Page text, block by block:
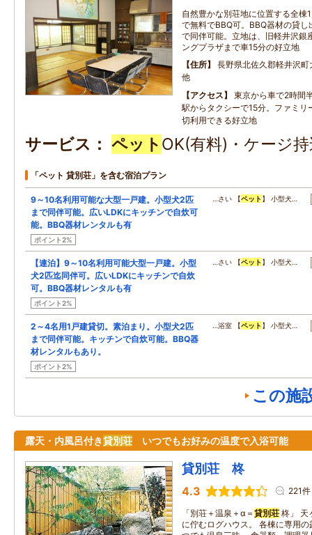
自然豊かな別荘地に位置する全棟
で無料でBBQ可。BBQ器材の貸
で同伴可能。立地は、旧軽井沢銀
ングプラザまで車15分の好立地
住所
長野県北佐久郡軽井沢町
他
アクセス
東京から車で2時間
駅からタクシーで15分。ファミリ
切利用できる好立地
サービス ペット OK(有料)・ケージ
「ペット 貸別荘」を含む宿泊プラン
9～10名利用可能な大型一戸建。小型犬2匹
まで同伴可能。広いLDKにキッチンで自炊可
能。BBQ器材レンタルも有
ポイント2%
…さい 【ペット 】 小型犬…
【連泊】9～10名利用可能大型一戸建。小型
犬2匹迄同伴可。広いLDKにキッチンで自炊
可。BBQ器材レンタルも有
ポイント2%
…さい 【ペット 】 小型犬…
2～4名用1戸建貸切。素泊まり。小型犬2匹
まで同伴可能。キッチンで自炊可能。BBQ器
材レンタルもあり。
ポイント2%
…浴室 【ペット 】 小型犬…
この施
露天・内風呂付き貸別荘 いつでもお好みの温度で入浴可能
貸別荘 柊
4.3 221件
「別荘＋温泉＋α＝ 貸別荘 柊」 天
に佇むログハウス。 各棟に専用